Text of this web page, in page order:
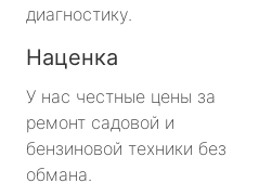
диагностику.
Наценка
У нас честные цены за
ремонт садовой и
бензиновой техники без
обмана.